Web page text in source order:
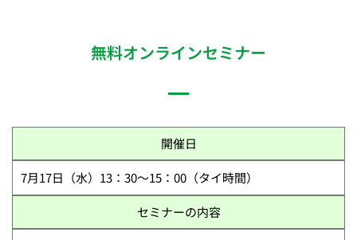
無料オンラインセミナー
開催日
7月17日（水）13：30～15：00（タイ時間）
セミナーの内容